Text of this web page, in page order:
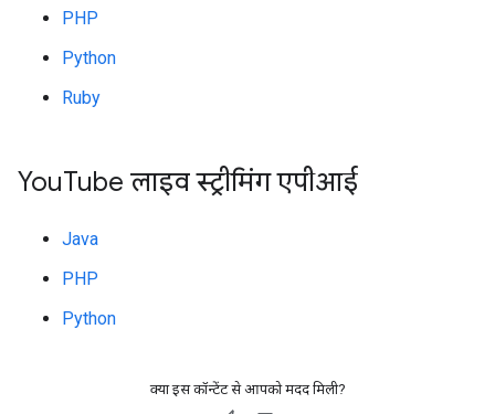
PHP
Python
Ruby
YouTube लाइव स्ट्रीमिंग एपीआई
Java
PHP
Python
क्या इस कॉन्टेंट से आपको मदद मिली?